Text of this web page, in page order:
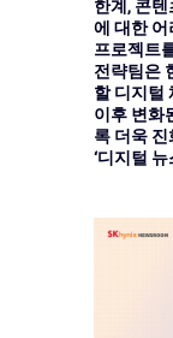
한계, 콘
에 대한 어
프로젝트
전략팀은
할 디지털
이후 변화
록 더욱
‘디지털